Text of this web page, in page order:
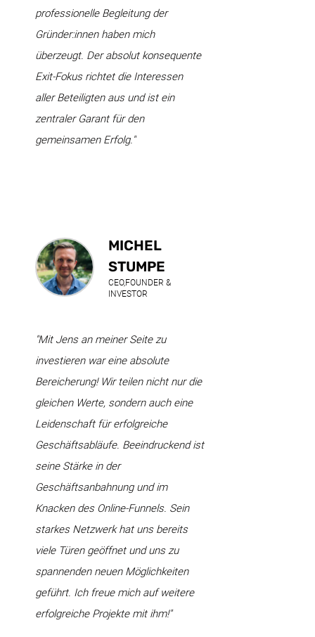
professionelle Begleitung der
Gründer:innen haben mich
überzeugt. Der absolut konsequente
Exit-Fokus richtet die Interessen
aller Beteiligten aus und ist ein
zentraler Garant für den
gemeinsamen Erfolg."
"Mit Jens an meiner Seite zu
investieren war eine absolute
Bereicherung! Wir teilen nicht nur die
gleichen Werte, sondern auch eine
Leidenschaft für erfolgreiche
Geschäftsabläufe. Beeindruckend ist
seine Stärke in der
Geschäftsanbahnung und im
Knacken des Online-Funnels. Sein
starkes Netzwerk hat uns bereits
viele Türen geöffnet und uns zu
spannenden neuen Möglichkeiten
geführt. Ich freue mich auf weitere
erfolgreiche Projekte mit ihm!"
MICHEL
STUMPE
CEO,FOUNDER &
INVESTOR